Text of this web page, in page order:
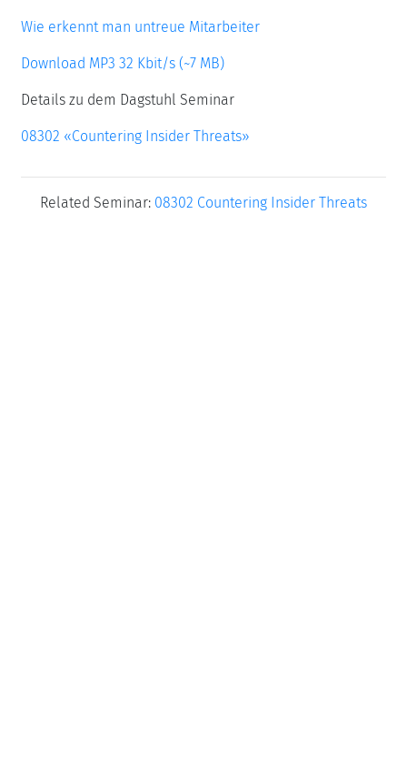
Wie erkennt man untreue Mitarbeiter
Download MP3 32 Kbit/s (~7 MB)
Details zu dem Dagstuhl Seminar
08302 «Countering Insider Threats»
Related Seminar: 08302 Countering Insider Threats